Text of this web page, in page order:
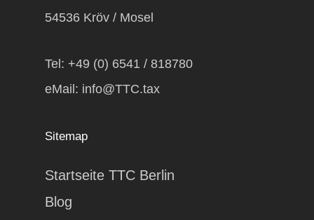
54536 Kröv / Mosel
Tel: +49 (0) 6541 / 818780
eMail: info@TTC.tax
Sitemap
Startseite TTC Berlin
Blog